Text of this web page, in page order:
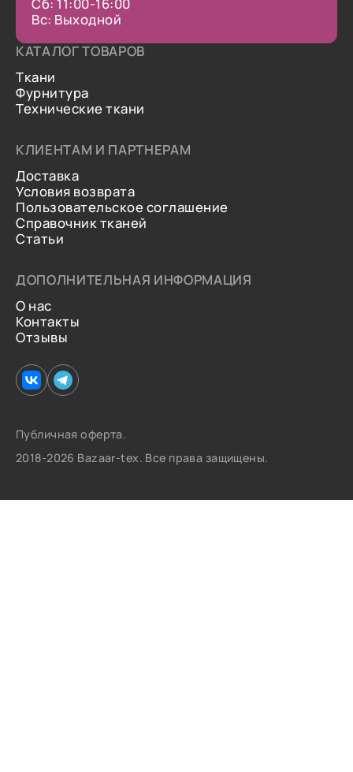
Вс: Выходной
КАТАЛОГ ТОВАРОВ
Ткани
Фурнитура
Технические ткани
КЛИЕНТАМ И ПАРТНЕРАМ
Доставка
Условия возврата
Пользовательское соглашение
Справочник тканей
Статьи
ДОПОЛНИТЕЛЬНАЯ ИНФОРМАЦИЯ
О нас
Контакты
Отзывы
Публичная оферта.
2018-2026 Bazaar-tex. Все права защищены.